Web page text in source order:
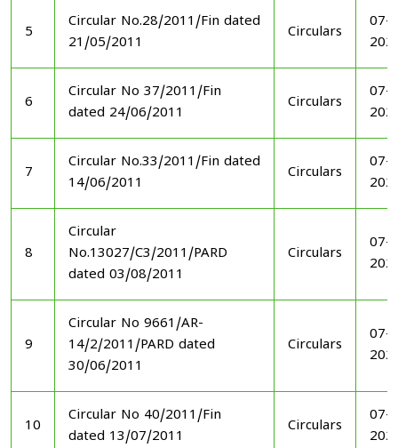
5
Circular No.28/2011/Fin dated
21/05/2011
Circulars
07-
6
Circular No 37/2011/Fin
dated 24/06/2011
Circulars
07-
7
Circular No.33/2011/Fin dated
14/06/2011
Circulars
07-
8
Circular
No.13027/C3/2011/PARD
dated 03/08/2011
Circulars
07-
9
Circular No 9661/AR-
14/2/2011/PARD dated
30/06/2011
Circulars
07-
10
Circular No 40/2011/Fin
dated 13/07/2011
Circulars
07-